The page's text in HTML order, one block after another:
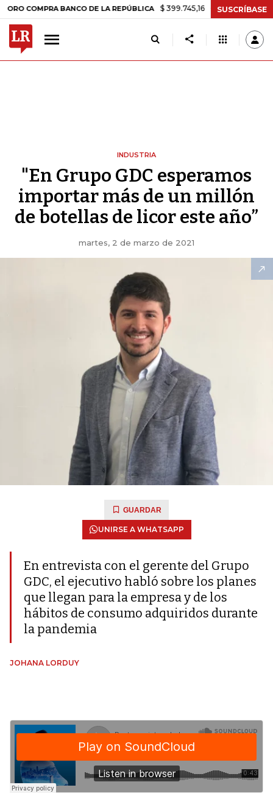
BANCO DE LA REPÚBLICA $ 399.745,16 +$ 2.295,71 +0,58%
SUSCRÍBASE
INDUSTRIA
"En Grupo GDC esperamos
importar más de un millón
de botellas de licor este año”
martes, 2 de marzo de 2021
GUARDAR
UNIRSE A WHATSAPP
En entrevista con el gerente del Grupo
GDC, el ejecutivo habló sobre los planes
que llegan para la empresa y de los
hábitos de consumo adquiridos durante
la pandemia
JOHANA LORDUY